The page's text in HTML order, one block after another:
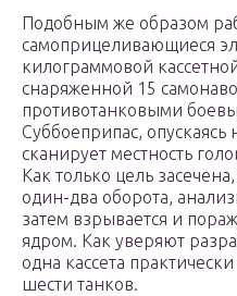
Подобным же образом
самоприцеливающиеся
килограммовой
снаряженной 15
противотанковыми
Суббоеприпас,
сканирует местность
Как только цель
один-два оборота,
затем взрывается и
ядром. Как уверяют
одна кассета
шести танков.